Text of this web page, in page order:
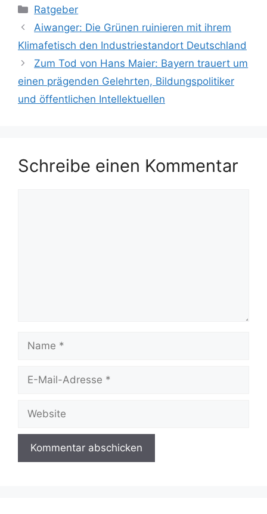
Kategorien
Ratgeber
Aiwanger: Die Grünen ruinieren mit ihrem
Klimafetisch den Industriestandort Deutschland
Zum Tod von Hans Maier: Bayern trauert um
einen prägenden Gelehrten, Bildungspolitiker
und öffentlichen Intellektuellen
Schreibe einen Kommentar
Name
Website